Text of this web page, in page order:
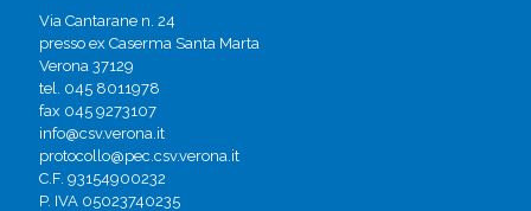
Via Cantarane n. 24
presso ex Caserma Santa Marta
Verona 37129
tel. 045 8011978
fax 045 9273107
info@csv.verona.it
protocollo@pec.csv.verona.it
C.F. 93154900232
P. IVA 05023740235